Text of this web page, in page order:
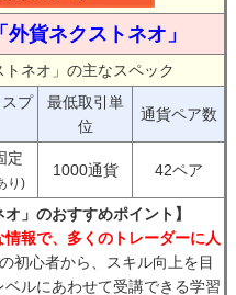
貨ネクストネオ」
ネオ」の主なスペック
プ
最低取引単
位
通貨ペア数
定
り)
1000通貨 42ペア
」のおすすめポイント】
報で、多くのトレーダーに人
初心者から、スキル向上を目
ルにあわせて受講できる学習